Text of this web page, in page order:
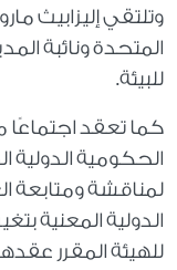
وتلتقي إليزابيث
المتحدة ونائبة
للبيئة.
كما تعقد
لمناقشة ومتابعة